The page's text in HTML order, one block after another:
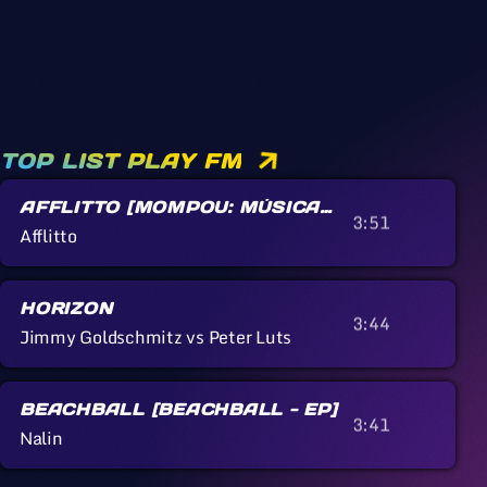
TOP LIST PLAY FM
AFFLITTO [MOMPOU: MÚSICA
CALLADA]
Afflitto 3:51
HORIZON
Jimmy Goldschmitz vs Peter Luts 3:44
BEACHBALL [BEACHBALL - EP]
Nalin 3:41